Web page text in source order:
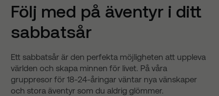
Följ med på äventyr i ditt
sabbatsår
Ett sabbatsår är den perfekta möjligheten att uppleva
världen och skapa minnen för livet. På våra
gruppresor för 18-24-åringar väntar nya vänskaper
och stora äventyr som du aldrig glömmer.